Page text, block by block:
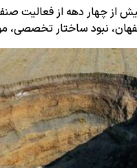
از چهار دهه از فعالیت صنف
نبود ساختار تخصصی،